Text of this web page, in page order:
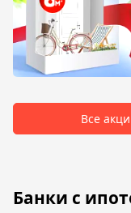
Все
Банки с